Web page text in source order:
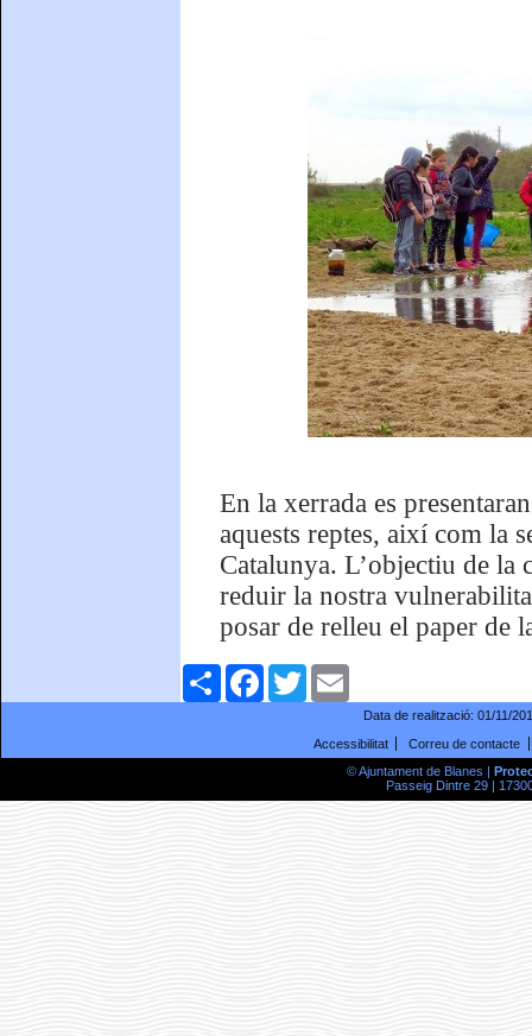
En la xerrada es
aquests reptes, així com la
Catalunya. L’objectiu de la
reduir la nostra
posar de relleu el paper de
ComparteixFacebookTwitter
Data de realització: 01/11/
Accessibilitat
Correu de contacte
© Ajuntament de Blanes |
Passeig Dintre 29 |